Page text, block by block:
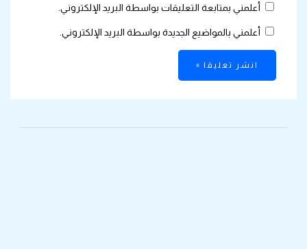
أعلمني بمتابعة التعليقات بواسطة البريد الإلكتروني.
أعلمني بالمواضيع الجديدة بواسطة البريد الإلكتروني.